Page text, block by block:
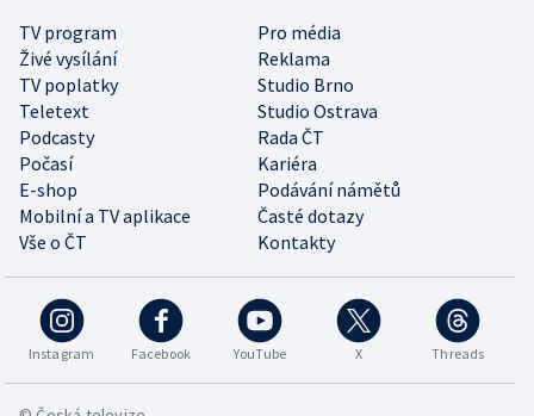
TV program
Pro média
Živé vysílání
Reklama
TV poplatky
Studio Brno
Teletext
Studio Ostrava
Podcasty
Rada ČT
Počasí
Kariéra
E-shop
Podávání námětů
Mobilní a TV aplikace
Časté dotazy
Vše o ČT
Kontakty
Instagram Facebook YouTube X Threads